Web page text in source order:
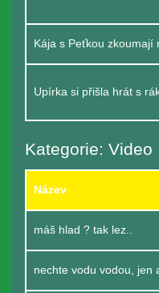
Kája s Peťkou zkoumají
Upírka si přišla hrát s
Kategorie: Video
Název
máš hlad ? tak lez..
nechte vodu vodou, jen